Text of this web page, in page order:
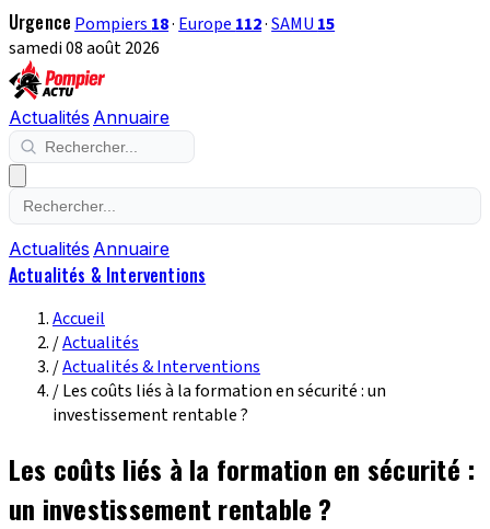
Urgence Pompiers 18· Europe 112·SAMU 15
samedi 08 août 2026
Actualités Annuaire
Actualités Annuaire
Actualités & Interventions
Accueil
/Actualités
/Actualités & Interventions
/Les coûts liés à la formation en sécurité : un
investissement rentable ?
Les coûts liés à la formation en sécurité :
un investissement rentable ?